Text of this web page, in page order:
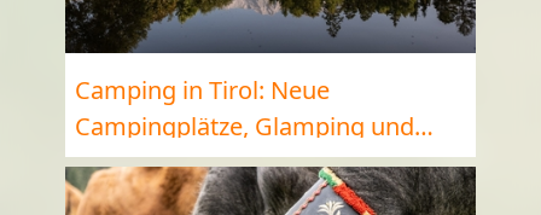
Camping in Tirol: Neue
Campingplätze, Glamping und
Naturerlebnis